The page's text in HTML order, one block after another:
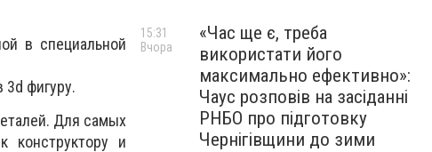
в специальной
фигуру.
Для самых
конструктору и
«Час ще є, треба
використати його
максимально ефективно»:
Чаус розповів на засіданні
РНБО про підготовку
Чернігівщини до зими
15:31
Вчора